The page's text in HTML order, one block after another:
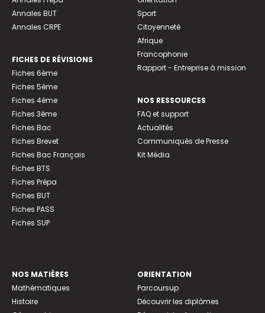
Annales BUT
Annales CRPE
FICHES DE RÉVISIONS
Fiches 6ème
Fiches 5ème
Fiches 4ème
Fiches 3ème
Fiches Bac
Fiches Brevet
Fiches Bac Français
Fiches BTS
Fiches Prépa
Fiches BUT
Fiches PASS
Fiches SUP
Sport
Citoyenneté
Afrique
Francophonie
Rapport - Entreprise à mission
NOS RESSOURCES
FAQ et support
Actualités
Communiqués de Presse
Kit Média
NOS MATIÈRES
Mathématiques
Histoire
ORIENTATION
Parcoursup
Découvrir les diplômes